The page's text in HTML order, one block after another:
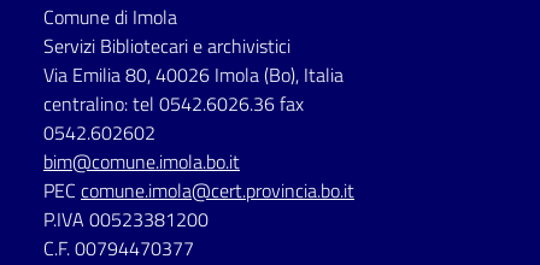
Comune di Imola
Servizi Bibliotecari e archivistici
Via Emilia 80, 40026 Imola (Bo), Italia
centralino: tel 0542.6026.36 fax
0542.602602
bim@comune.imola.bo.it
PEC comune.imola@cert.provincia.bo.it
P.IVA 00523381200
C.F. 00794470377